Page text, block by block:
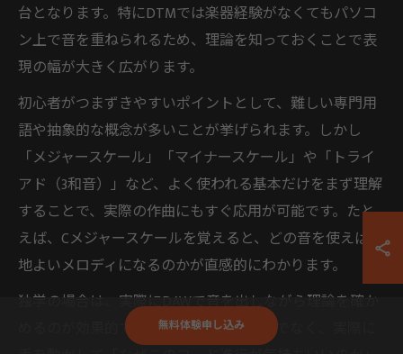
台となります。特にDTMでは楽器経験がなくてもパソコ
ン上で音を重ねられるため、理論を知っておくことで表
現の幅が大きく広がります。
初心者がつまずきやすいポイントとして、難しい専門用
語や抽象的な概念が多いことが挙げられます。しかし
「メジャースケール」「マイナースケール」や「トライ
アド（3和音）」など、よく使われる基本だけをまず理解
することで、実際の作曲にもすぐ応用が可能です。たと
えば、Cメジャースケールを覚えると、どの音を使えば心
地よいメロディになるのかが直感的にわかります。
独学の場合は、実際にDAWで音を出しながら理論を確か
めるのが効果的です。理論書を読むだけでなく、実際に
無料体験申し込み